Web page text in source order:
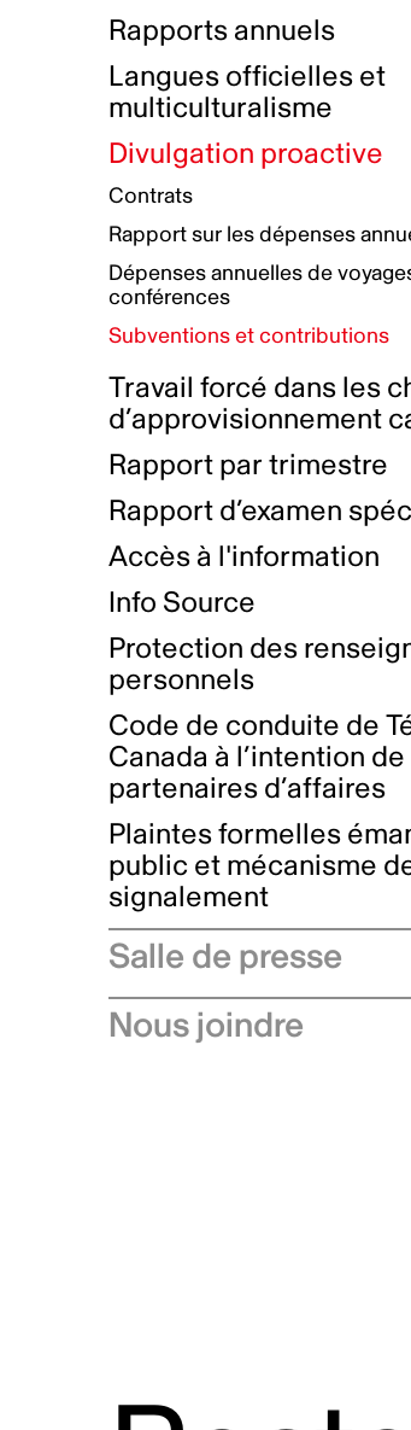
Initiatives autochtones
Plan de réconciliation
Groupe de travail autochtone
Principes directeurs sur
harcèlement
Plan d’action pour la
Plan d'équité, de
d'inclusion et
Boîte à outils pour le récit
Collecte de données et l’auto-
Plan d'accessibilité
Rémunération et
Prix et certifications
Nos valeurs d’entreprise
Rapports annuels
Langues officielles et
multiculturalisme
Divulgation proactive
Contrats
Rapport sur les dépenses
Dépenses annuelles de
conférences
Subventions et contributions
Travail forcé dans les
d’approvisionnement
Rapport par trimestre
Rapport d’examen
Accès à l'information
Info Source
Protection des
personnels
Code de conduite de
Canada à l’intention
partenaires d’affaires
Plaintes formelles
public et mécanisme
signalement
Salle de presse
Communiqués de
Nous joindre